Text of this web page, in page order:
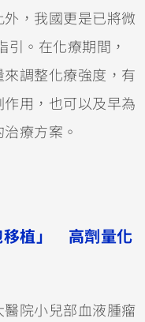
，我國更是已將微
引。在化療期間，
調整化療強度，有
用，也可以及早為
療方案。
移植」 高劑量化
院小兒部血液腫瘤